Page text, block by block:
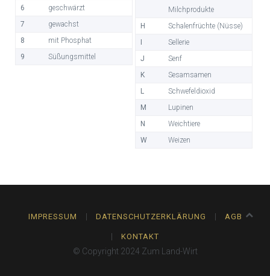
6
geschwärzt
7
gewachst
8
mit Phosphat
9
Süßungsmittel
Milchprodukte
H
Schalenfrüchte (Nüsse)
Sellerie
J
Senf
K
Sesamsamen
L
Schwefeldioxid
M
Lupinen
N
Weichtiere
W
Weizen
IMPRESSUM DATENSCHUTZERKLÄRUNG AGB
KONTAKT
© Copyright 2024 Zum Land-Wirt